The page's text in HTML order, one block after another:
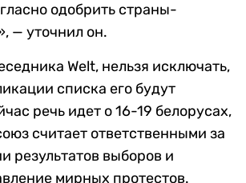
одобрить страны-
— уточнил он.
Welt, нельзя исключать,
списка его будут
речь идет о 16-19 белорусах,
считает ответственными за
результатов выборов и
мирных протестов.